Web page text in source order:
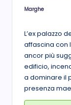
Posted
Marghe
L’ex palazzo
affascina con
ancor più
edificio,
a dominare il
presenza